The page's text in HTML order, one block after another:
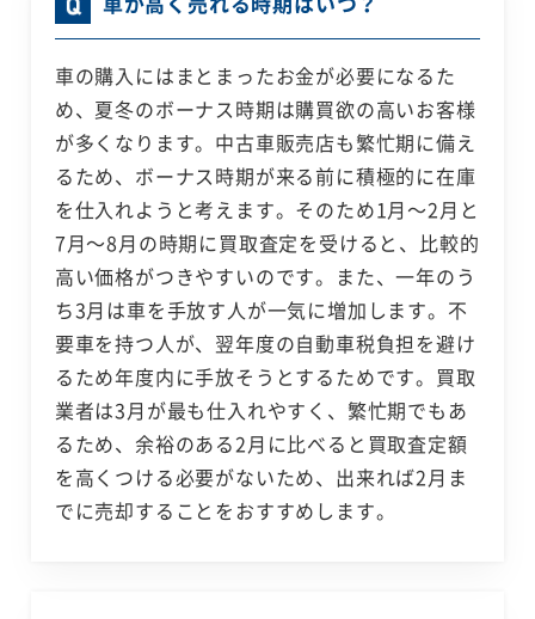
車の購入にはまとまったお金が必要になるた
め、夏冬のボーナス時期は購買欲の高いお客様
が多くなります。中古車販売店も繁忙期に備え
るため、ボーナス時期が来る前に積極的に在庫
を仕入れようと考えます。そのため1月～2月と
7月～8月の時期に買取査定を受けると、比較的
高い価格がつきやすいのです。また、一年のう
ち3月は車を手放す人が一気に増加します。不
要車を持つ人が、翌年度の自動車税負担を避け
るため年度内に手放そうとするためです。買取
業者は3月が最も仕入れやすく、繁忙期でもあ
るため、余裕のある2月に比べると買取査定額
を高くつける必要がないため、出来れば2月ま
でに売却することをおすすめします。